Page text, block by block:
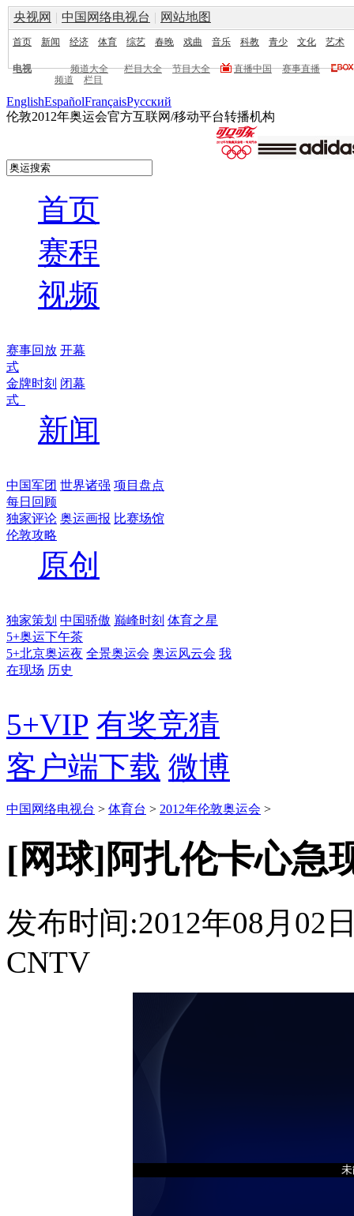
央视网 | 中国网络电视台 | 网站地图
首页 新闻 经济 体育 综艺 春晚 戏曲 音乐 科教 青少 文化 艺术
电视 频道大全 栏目大全 节目大全 直播中国
赛事直播
频道
栏目
EnglishEspañolFrançaisPусский
伦敦2012年奥运会官方互联网/移动平台转播机构
首页
赛程
视频
赛事回放 开幕
式
金牌时刻 闭幕
式
新闻
中国军团 世界诸强 项目盘点
每日回顾
独家评论 奥运画报 比赛场馆
伦敦攻略
原创
独家策划 中国骄傲 巅峰时刻 体育之星
5+奥运下午茶
5+北京奥运夜 全景奥运会 奥运风云会 我
在现场 历史
5+VIP 有奖竞猜
客户端下载 微博
中国网络电视台 > 体育台 > 2012年伦敦奥运会 >
[网球]阿扎伦卡心急
发布时间:2012年08月02
CNTV